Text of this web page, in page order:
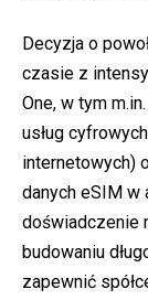
Decyzja o
czasie z
One, w tym
usług
internetowych)
danych eSIM w
doświadczenie
budowaniu
zapewnić